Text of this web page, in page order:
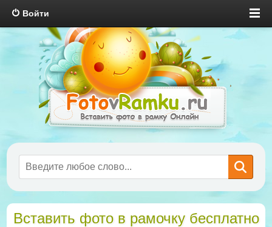
Войти
Вставить фото в рамочку бесплатно